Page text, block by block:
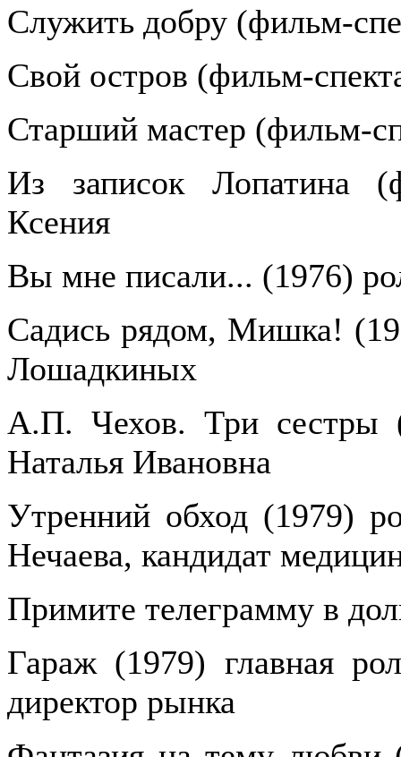
Служить добру (фильм-
Свой остров (фильм-
Старший мастер (фильм-
Из записок Лопатина
Ксения
Вы мне писали... (1976)
Садись рядом, Мишка!
Лошадкиных
А.П. Чехов. Три сестры
Наталья Ивановна
Утренний обход (1979)
Нечаева, кандидат
Примите телеграмму в
Гараж (1979) главная
директор рынка